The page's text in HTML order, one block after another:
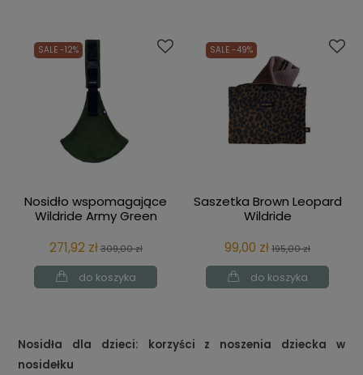
Nosidło wspomagające
Wildride Army Green
271,92 zł309,00 zł
do koszyka
SALE -12%
Saszetka Brown Leopard
Wildride
99,00 zł195,00 zł
do koszyka
SALE -49%
Nosidła dla dzieci: korzyści z noszenia dziecka w
nosidełku